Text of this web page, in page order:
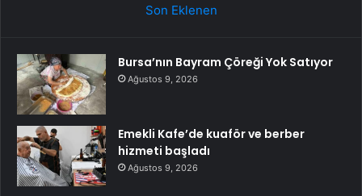
Son Eklenen
Bursa’nın Bayram Çöreği Yok Satıyor
Ağustos 9, 2026
Emekli Kafe’de kuaför ve berber
hizmeti başladı
Ağustos 9, 2026